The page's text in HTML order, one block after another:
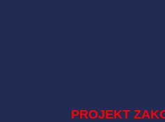
PROJEKT